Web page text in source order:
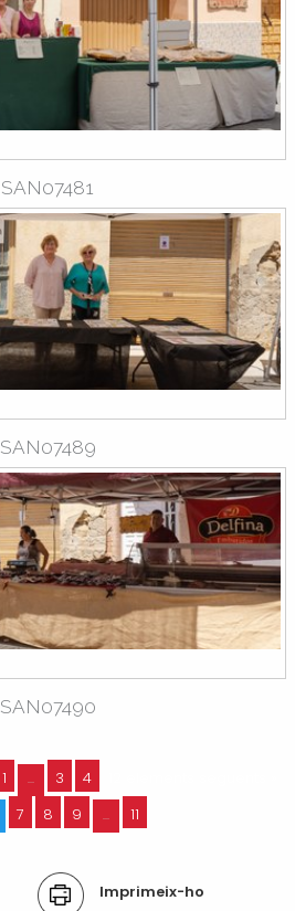
SAN07481
SAN07489
SAN07490
1 ... 3
4
7 8 9 ... 11
Imprimeix-ho